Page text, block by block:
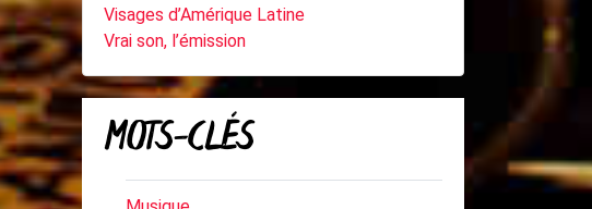
Visages d’Amérique Latine
Vrai son, l’émission
MOTS-CLÉS